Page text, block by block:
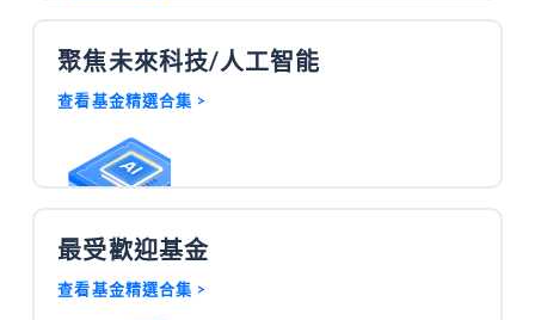
聚焦未來科技/人工智能
查看基金精選合集 >
最受歡迎基金
查看基金精選合集 >